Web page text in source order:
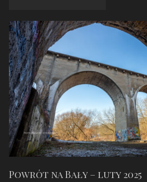
W
PYSKOWICACH"
Powrót na Bały – luty 2025